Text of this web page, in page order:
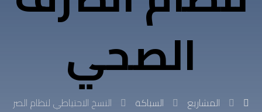
الصحي
المشاريع السباكة النسخ الاحتياطي لنظام